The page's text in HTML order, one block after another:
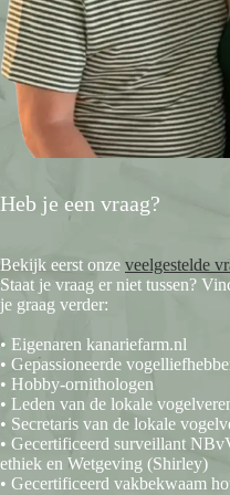
Heb je een vraag?
Bekijk eerst onze veelgestelde
Staat je vraag er niet tussen?
je graag verder:
• Eigenaren kanariefarm.nl
• Gepassioneerde
• Hobby-ornithologen
• Leden van de lokale
• Secretaris van de lokale
• Gecertificeerd surveillant
ethiek en Wetgeving (Shirley)
• Gecertificeerd vakbekwaam